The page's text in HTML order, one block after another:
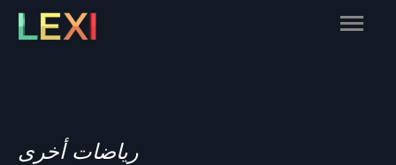
Skip
Main
رياضات أخرى